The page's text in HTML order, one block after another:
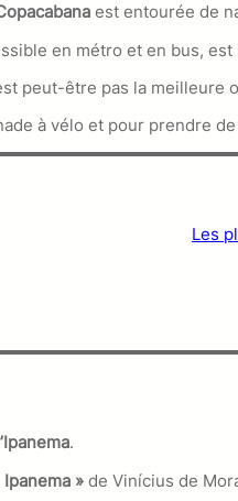
est entourée de
en métro et en bus,
peut-être pas la meilleure
à vélo et pour prendre
Les
.
» de Vinícius de